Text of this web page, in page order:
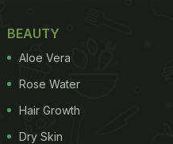
BEAUTY
Aloe Vera
Rose Water
Hair Growth
Dry Skin